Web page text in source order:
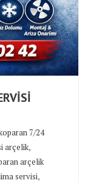
7/24
arçelik,
arçelik
servisi,